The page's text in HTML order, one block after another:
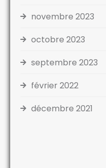
novembre 2023
octobre 2023
septembre 2023
février 2022
décembre 2021